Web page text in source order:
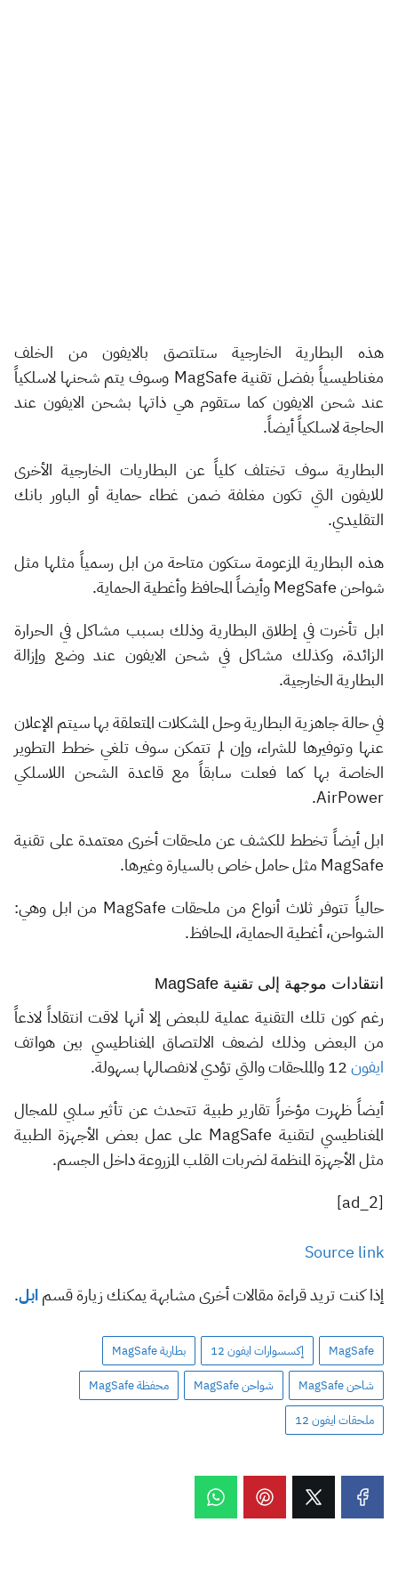
هذه البطارية الخارجية ستلتصق بالايفون من الخلف
مغناطيسياً بفضل تقنية MagSafe وسوف يتم شحنها لاسلكياً
عند شحن الايفون كما ستقوم هي ذاتها بشحن الايفون عند
الحاجة لاسلكياً أيضاً.
البطارية سوف تختلف كلياً عن البطاريات الخارجية الأخرى
للايفون التي تكون مغلفة ضمن غطاء حماية أو الباور بانك
التقليدي.
هذه البطارية المزعومة ستكون متاحة من ابل رسمياً مثلها مثل
شواحن MegSafe وأيضاً المحافظ وأغطية الحماية.
ابل تأخرت في إطلاق البطارية وذلك بسبب مشاكل في الحرارة
الزائدة، وكذلك مشاكل في شحن الايفون عند وضع وإزالة
البطارية الخارجية.
في حالة جاهزية البطارية وحل المشكلات المتعلقة بها سيتم الإعلان
عنها وتوفيرها للشراء، وإن لم تتمكن سوف تلغي خطط التطوير
الخاصة بها كما فعلت سابقاً مع قاعدة الشحن اللاسلكي
AirPower.
ابل أيضاً تخطط للكشف عن ملحقات أخرى معتمدة على تقنية
MagSafe مثل حامل خاص بالسيارة وغيرها.
حالياً تتوفر ثلاث أنواع من ملحقات MagSafe من ابل وهي:
الشواحن، أغطية الحماية، المحافظ.
انتقادات موجهة إلى تقنية MagSafe
رغم كون تلك التقنية عملية للبعض إلا أنها لاقت انتقاداً لاذعاً
من البعض وذلك لضعف الالتصاق المغناطيسي بين هواتف
ايفون
أيضاً ظهرت مؤخراً تقارير طبية تتحدث عن تأثير سلبي للمجال
المغناطيسي لتقنية MagSafe على عمل بعض الأجهزة الطبية
مثل الأجهزة المنظمة لضربات القلب المزروعة داخل الجسم.
[ad_2]
Source link
إذا كنت تريد قراءة مقالات أخرى مشابهة يمكنك زيارة قسمابل.
MagSafe إكسسوارات ايفون 12 بطارية MagSafe
شاحن MagSafe شواحن MagSafe محفظة MagSafe
ملحقات ايفون 12